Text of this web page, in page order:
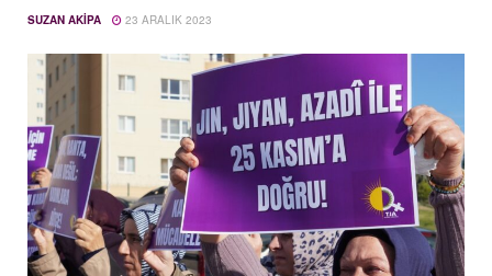
SUZAN AKIPA 23 ARALIK 2023